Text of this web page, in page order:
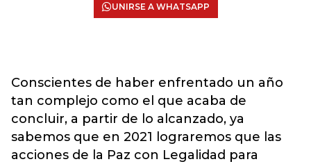
UNIRSE A WHATSAPP
Conscientes de haber enfrentado un año
tan complejo como el que acaba de
concluir, a partir de lo alcanzado, ya
sabemos que en 2021 lograremos que las
acciones de la Paz con Legalidad para